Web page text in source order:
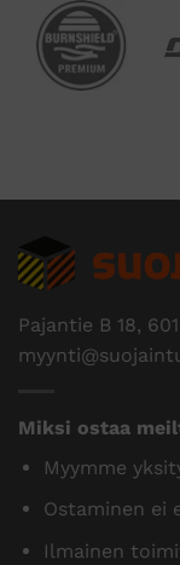
Pajantie B 18,
Miksi ostaa
Myymme
Ostaminen ei
Ilmainen